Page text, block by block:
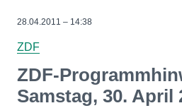
28.04.2011 – 14:38
ZDF
ZDF-
Samstag, 30. April